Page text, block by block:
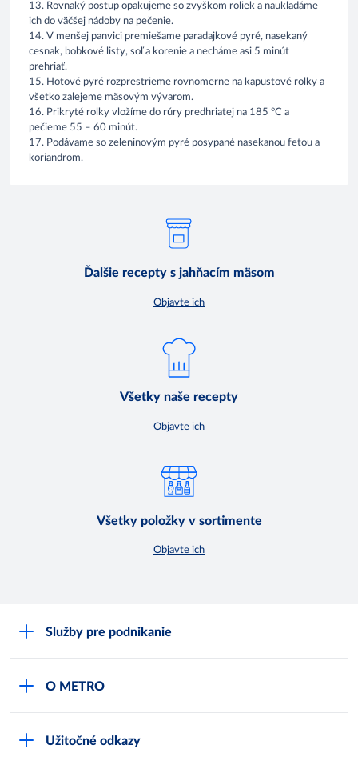
13. Rovnaký postup opakujeme so zvyškom roliek a naukladáme
ich do väčšej nádoby na pečenie.
14. V menšej panvici premiešame paradajkové pyré, nasekaný
cesnak, bobkové listy, soľ a korenie a necháme asi 5 minút
prehriať.
15. Hotové pyré rozprestrieme rovnomerne na kapustové rolky a
všetko zalejeme mäsovým vývarom.
16. Prikryté rolky vložíme do rúry predhriatej na 185 °C a
pečieme 55 – 60 minút.
17. Podávame so zeleninovým pyré posypané nasekanou fetou a
koriandrom.
Ďalšie recepty s jahňacím mäsom
Objavte ich
Všetky naše recepty
Objavte ich
Všetky položky v sortimente
Objavte ich
Služby pre podnikanie
O METRO
Užitočné odkazy